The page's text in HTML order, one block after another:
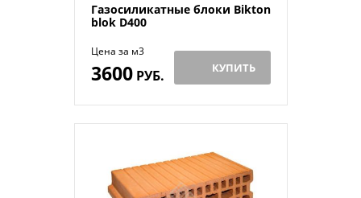
Газосиликатные блоки Bikton
blok D400
Цена за м3
3600РУБ. КУПИТЬ